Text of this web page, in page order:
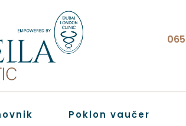
Poklon vaučer